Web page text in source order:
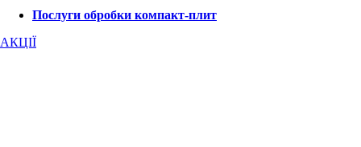
Послуги обробки компакт-плит
АКЦІЇ